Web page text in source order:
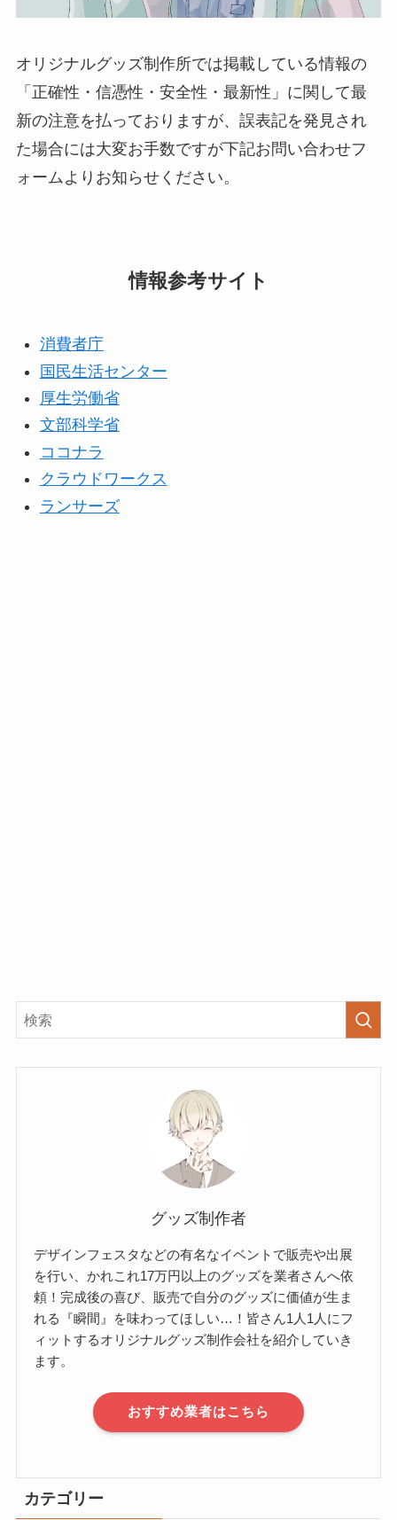
オリジナルグッズ制作所では掲載している情報の
「正確性・信憑性・安全性・最新性」に関して最
新の注意を払っておりますが、誤表記を発見され
た場合には大変お手数ですが下記お問い合わせフ
ォームよりお知らせください。
情報参考サイト
消費者庁
国民生活センター
厚生労働省
文部科学省
ココナラ
クラウドワークス
ランサーズ
グッズ制作者
デザインフェスタなどの有名なイベントで販売や出展
を行い、かれこれ17万円以上のグッズを業者さんへ依
頼！完成後の喜び、販売で自分のグッズに価値が生ま
れる『瞬間』を味わってほしい…！皆さん1人1人にフ
ィットするオリジナルグッズ制作会社を紹介していき
ます。
おすすめ業者はこちら
カテゴリー